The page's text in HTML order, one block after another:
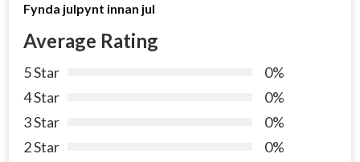
Fynda julpynt innan jul
Average Rating
5 Star
0%
4 Star
0%
3 Star
0%
2 Star
0%